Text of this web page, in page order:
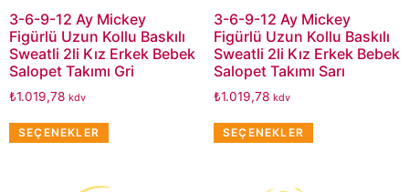
3-6-9-12 Ay Mickey
Figürlü Uzun Kollu Baskılı
Sweatli 2li Kız Erkek Bebek
Salopet Takımı Gri
₺1.019,78 kdv
SEÇENEKLER
3-6-9-12 Ay Mickey
Figürlü Uzun Kollu Baskılı
Sweatli 2li Kız Erkek Bebek
Salopet Takımı Sarı
₺1.019,78 kdv
SEÇENEKLER